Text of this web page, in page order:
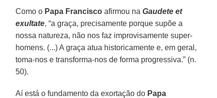
Como o Papa Francisco afirmou naGaudete et
exultate, “a graça, precisamente porque supõe a
nossa natureza, não nos faz improvisamente super-
homens. (...) A graça atua historicamente e, em geral,
toma-nos e transforma-nos de forma progressiva.” (n.
50).
Aí está o fundamento da exortação do Papa